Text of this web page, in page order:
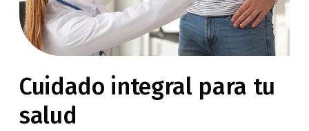
Cuidado integral para tu
salud